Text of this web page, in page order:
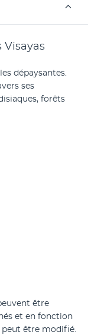
Visayas
dépaysantes.
ses
forêts
être
et en fonction
être modifié.